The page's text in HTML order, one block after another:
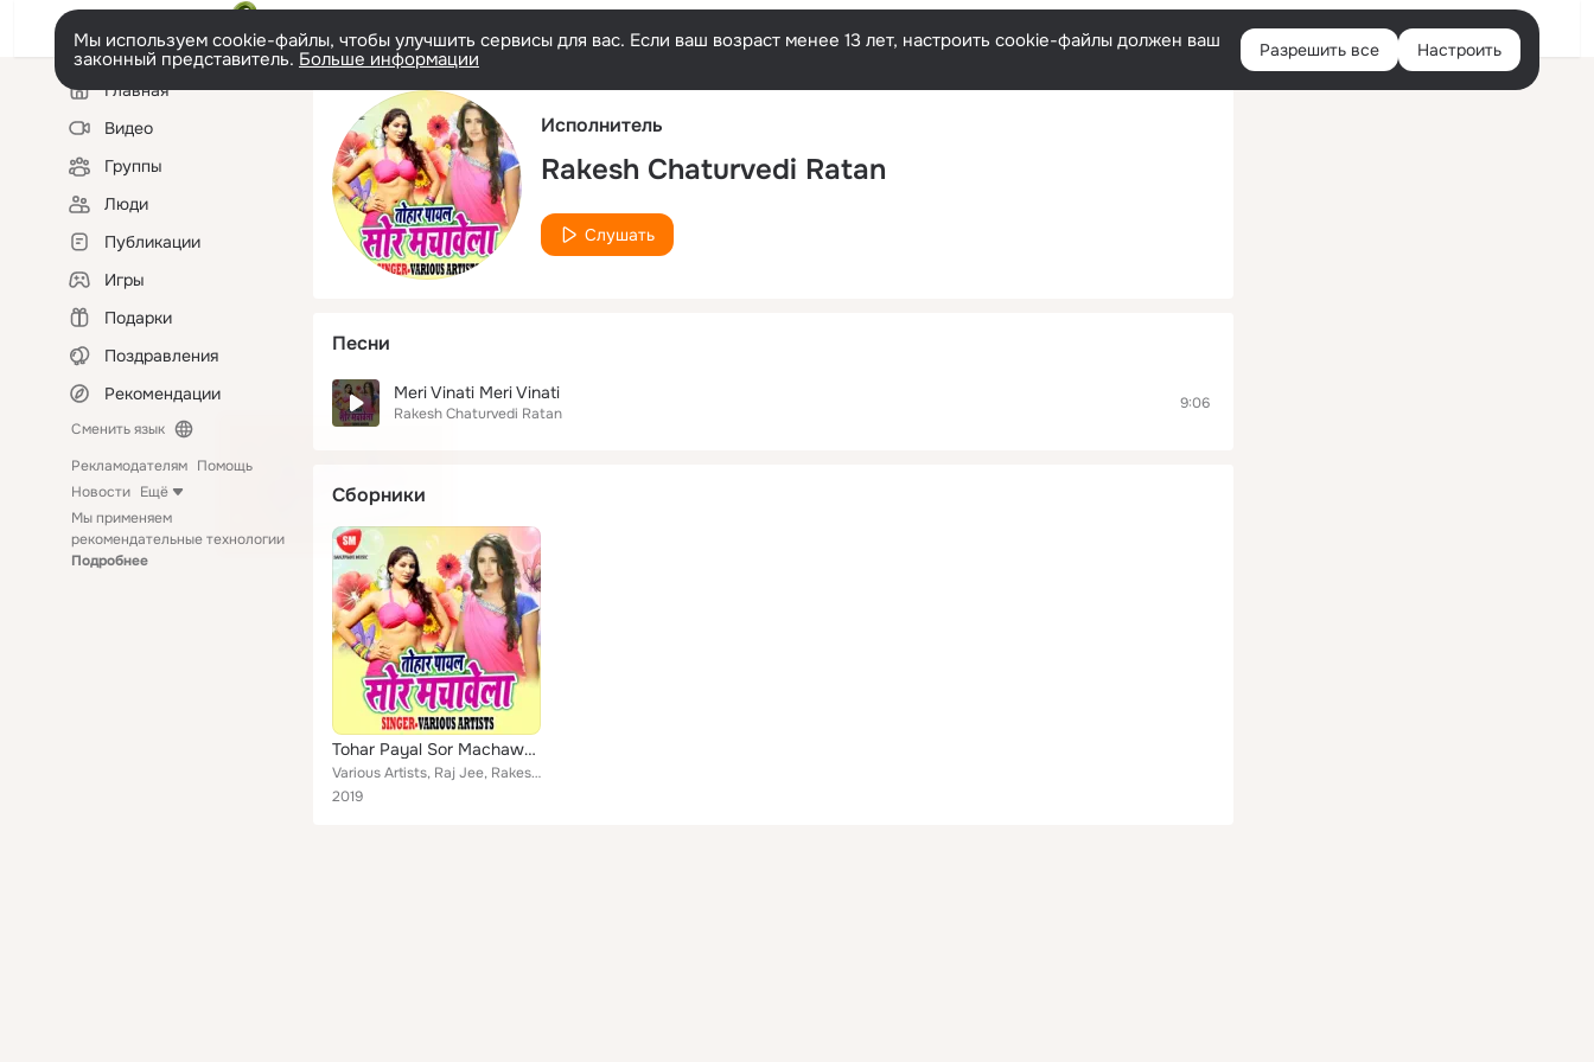
Русский Войти
Мы используем cookie-файлы, чтобы улучшить сервисы для вас. Если ваш возраст менее 13 лет, настроить cookie-файлы должен ваш
законный представитель. Больше информации Разрешить все Настроить
Левая
колонкаГлавная
Видео
Группы
Люди
Публикации
Игры
Подарки
Поздравления
Рекомендации
Сменить язык
Рекламодателям Помощь
Новости Ещё
Мы применяем
рекомендательные технологии
Подробнее
Исполнитель
Rakesh Chaturvedi Ratan
Слушать
Песни
Meri Vinati Meri Vinati
Rakesh Chaturvedi Ratan
9:06
Сборники
Tohar Payal Sor Machawe La
Various Artists, Raj Jee, Rakesh Chaturvedi Ratan, Ranjeet Gaur, Ranjan Lal Yadav, Raju Yadav, Rajnish Nigaman, Rani Raunak, Ram...
2019